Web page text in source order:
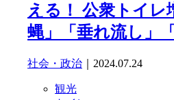
える！ 公衆トイレ
蝿」「垂れ流し」
社会・政治 ｜2024.07.24
観光